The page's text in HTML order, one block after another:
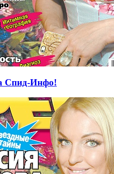
Спид-Инфо!